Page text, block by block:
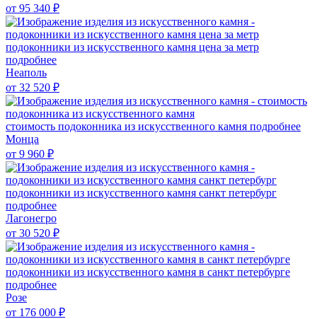
от 95 340 ₽
подоконники из искусственного камня цена за метр
подробнее
Неаполь
от 32 520 ₽
стоимость подоконника из искусственного камня подробнее
Монца
от 9 960 ₽
подоконники из искусственного камня санкт петербург
подробнее
Лагонегро
от 30 520 ₽
подоконники из искусственного камня в санкт петербурге
подробнее
Розе
от 176 000 ₽